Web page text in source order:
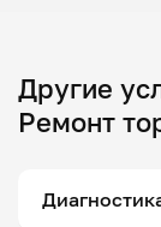
Другие
Ремонт